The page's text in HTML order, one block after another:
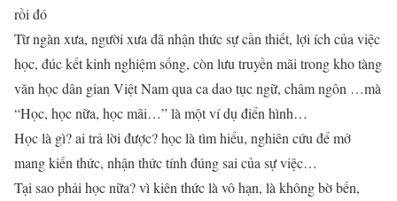
rồi đó
Từ ngàn xưa, người xưa đã nhận thức sự cần thiết, lợi ích của việc
học, đúc kết kinh nghiệm sống, còn lưu truyền mãi trong kho tàng
văn học dân gian Việt Nam qua ca dao tục ngữ, châm ngôn …mà
“Học, học nữa, học mãi…” là một ví dụ điển hình…
Học là gì? ai trả lời được? học là tìm hiểu, nghiên cứu để mở
mang kiến thức, nhận thức tính đúng sai của sự việc…
Tại sao phải học nữa? vì kiên thức là vô hạn, là không bờ bến,